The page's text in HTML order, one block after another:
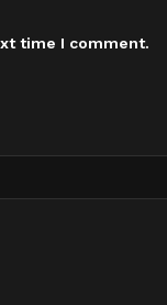
time I comment.